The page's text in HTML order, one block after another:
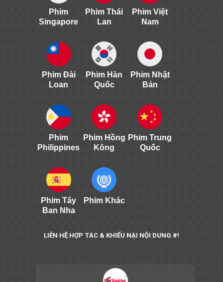
Phim
Singapore
Phim Thái
Lan
Phim Việt
Nam
Phim Đài
Loan
Phim Hàn
Quốc
Phim Nhật
Bản
Phim
Philippines
Phim Hồng
Kông
Phim Trung
Quốc
Phim Tây
Ban Nha
Phim Khác
LIÊN HỆ HỢP TÁC & KHIẾU NẠI NỘI DUNG #!